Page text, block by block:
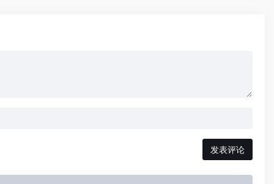
发表评论